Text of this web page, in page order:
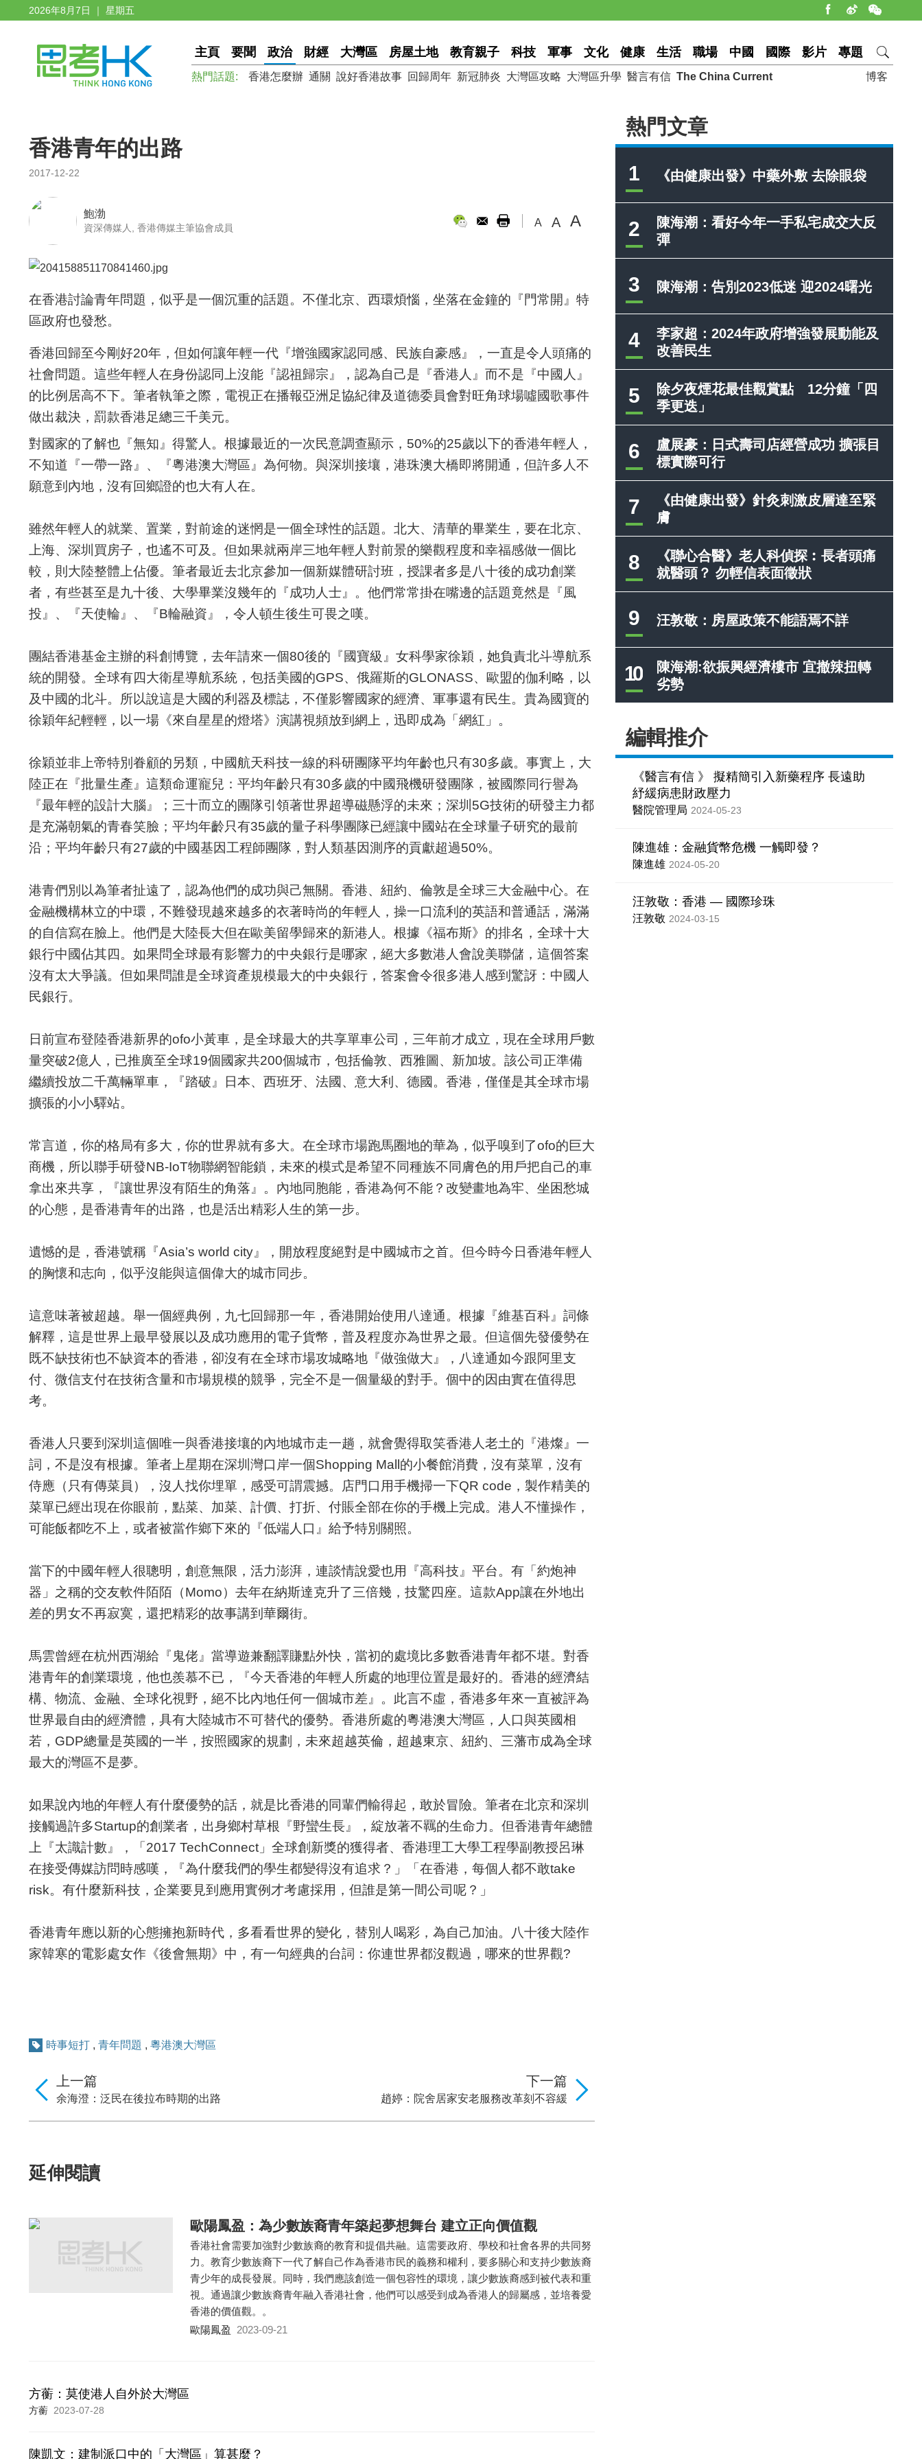
2026年8月7日 ｜ 星期五
主頁 要聞 政治 財經 大灣區 房屋土地 教育親子 科技 軍事 文化 健康 生活 職場 中國 國際 影片 專題
博客
熱門話題: 香港怎麼辦 通關 說好香港故事 回歸周年 新冠肺炎 大灣區攻略 大灣區升學 醫言有信 The China Current
熱門文章
1 《由健康出發》中藥外敷 去除眼袋
2
陳海潮：看好今年一手私宅成交大反
彈
3 陳海潮：告別2023低迷 迎2024曙光
4
李家超：2024年政府增強發展動能及
改善民生
5
除夕夜煙花最佳觀賞點 12分鐘「四
季更迭」
6
盧展豪：日式壽司店經營成功 擴張目
標實際可行
7
《由健康出發》針灸刺激皮層達至緊
膚
8
《聯心合醫》老人科偵探︰長者頭痛
就醫頭？ 勿輕信表面徵狀
9 汪敦敬：房屋政策不能語焉不詳
10
陳海潮:欲振興經濟樓市 宜撤辣扭轉
劣勢
編輯推介
《醫言有信 》 擬精簡引入新藥程序 長遠助
紓緩病患財政壓力
醫院管理局 2024-05-23
陳進雄：金融貨幣危機 一觸即發？
陳進雄 2024-05-20
汪敦敬：香港 — 國際珍珠
汪敦敬 2024-03-15
香港青年的出路
2017-12-22
鮑渤
資深傳媒人, 香港傳媒主筆協會成員 A A A
在香港討論青年問題，似乎是一個沉重的話題。不僅北京、西環煩惱，坐落在金鐘的『門常開』特
區政府也發愁。
香港回歸至今剛好20年，但如何讓年輕一代『增強國家認同感、民族自豪感』，一直是令人頭痛的
社會問題。這些年輕人在身份認同上沒能『認祖歸宗』，認為自己是『香港人』而不是『中國人』
的比例居高不下。筆者執筆之際，電視正在播報亞洲足協紀律及道德委員會對旺角球場噓國歌事件
做出裁決，罰款香港足總三千美元。
對國家的了解也『無知』得驚人。根據最近的一次民意調查顯示，50%的25歲以下的香港年輕人，
不知道『一帶一路』、『粵港澳大灣區』為何物。與深圳接壤，港珠澳大橋即將開通，但許多人不
願意到內地，沒有回鄉證的也大有人在。
雖然年輕人的就業、置業，對前途的迷惘是一個全球性的話題。北大、清華的畢業生，要在北京、
上海、深圳買房子，也遙不可及。但如果就兩岸三地年輕人對前景的樂觀程度和幸福感做一個比
較，則大陸整體上佔優。筆者最近去北京參加一個新媒體研討班，授課者多是八十後的成功創業
者，有些甚至是九十後、大學畢業沒幾年的『成功人士』。他們常常掛在嘴邊的話題竟然是『風
投』、『天使輪』、『B輪融資』，令人頓生後生可畏之嘆。
團結香港基金主辦的科創博覽，去年請來一個80後的『國寶級』女科學家徐穎，她負責北斗導航系
統的開發。全球有四大衛星導航系統，包括美國的GPS、俄羅斯的GLONASS、歐盟的伽利略，以
及中國的北斗。所以說這是大國的利器及標誌，不僅影響國家的經濟、軍事還有民生。貴為國寶的
徐穎年紀輕輕，以一場《來自星星的燈塔》演講視頻放到網上，迅即成為「網紅」。
徐穎並非上帝特別眷顧的另類，中國航天科技一線的科研團隊平均年齡也只有30多歲。事實上，大
陸正在『批量生產』這類命運寵兒：平均年齡只有30多歲的中國飛機研發團隊，被國際同行譽為
『最年輕的設計大腦』；三十而立的團隊引領著世界超導磁懸浮的未來；深圳5G技術的研發主力都
是充滿朝氣的青春笑臉；平均年齡只有35歲的量子科學團隊已經讓中國站在全球量子研究的最前
沿；平均年齡只有27歲的中國基因工程師團隊，對人類基因測序的貢獻超過50%。
港青們別以為筆者扯遠了，認為他們的成功與己無關。香港、紐約、倫敦是全球三大金融中心。在
金融機構林立的中環，不難發現越來越多的衣著時尚的年輕人，操一口流利的英語和普通話，滿滿
的自信寫在臉上。他們是大陸長大但在歐美留學歸來的新港人。根據《福布斯》的排名，全球十大
銀行中國佔其四。如果問全球最有影響力的中央銀行是哪家，絕大多數港人會說美聯儲，這個答案
沒有太大爭議。但如果問誰是全球資產規模最大的中央銀行，答案會令很多港人感到驚訝：中國人
民銀行。
日前宣布登陸香港新界的ofo小黃車，是全球最大的共享單車公司，三年前才成立，現在全球用戶數
量突破2億人，已推廣至全球19個國家共200個城市，包括倫敦、西雅圖、新加坡。該公司正準備
繼續投放二千萬輛單車，『踏破』日本、西班牙、法國、意大利、德國。香港，僅僅是其全球市場
擴張的小小驛站。
常言道，你的格局有多大，你的世界就有多大。在全球市場跑馬圈地的華為，似乎嗅到了ofo的巨大
商機，所以聯手研發NB-IoT物聯網智能鎖，未來的模式是希望不同種族不同膚色的用戶把自己的車
拿出來共享，『讓世界沒有陌生的角落』。內地同胞能，香港為何不能？改變畫地為牢、坐困愁城
的心態，是香港青年的出路，也是活出精彩人生的第一步。
遺憾的是，香港號稱『Asia’s world city』，開放程度絕對是中國城市之首。但今時今日香港年輕人
的胸懷和志向，似乎沒能與這個偉大的城市同步。
這意味著被超越。舉一個經典例，九七回歸那一年，香港開始使用八達通。根據『維基百科』詞條
解釋，這是世界上最早發展以及成功應用的電子貨幣，普及程度亦為世界之最。但這個先發優勢在
既不缺技術也不缺資本的香港，卻沒有在全球市場攻城略地『做強做大』，八達通如今跟阿里支
付、微信支付在技術含量和市場規模的競爭，完全不是一個量級的對手。個中的因由實在值得思
考。
香港人只要到深圳這個唯一與香港接壤的內地城市走一趟，就會覺得取笑香港人老土的『港燦』一
詞，不是沒有根據。筆者上星期在深圳灣口岸一個Shopping Mall的小餐館消費，沒有菜單，沒有
侍應（只有傳菜員），沒人找你埋單，感受可謂震撼。店門口用手機掃一下QR code，製作精美的
菜單已經出現在你眼前，點菜、加菜、計價、打折、付賬全部在你的手機上完成。港人不懂操作，
可能飯都吃不上，或者被當作鄉下來的『低端人口』給予特別關照。
當下的中國年輕人很聰明，創意無限，活力澎湃，連談情說愛也用『高科技』平台。有「約炮神
器」之稱的交友軟件陌陌（Momo）去年在納斯達克升了三倍幾，技驚四座。這款App讓在外地出
差的男女不再寂寞，還把精彩的故事講到華爾街。
馬雲曾經在杭州西湖給『鬼佬』當導遊兼翻譯賺點外快，當初的處境比多數香港青年都不堪。對香
港青年的創業環境，他也羨慕不已，『今天香港的年輕人所處的地理位置是最好的。香港的經濟結
構、物流、金融、全球化視野，絕不比內地任何一個城市差』。此言不虛，香港多年來一直被評為
世界最自由的經濟體，具有大陸城市不可替代的優勢。香港所處的粵港澳大灣區，人口與英國相
若，GDP總量是英國的一半，按照國家的規劃，未來超越英倫，超越東京、紐約、三藩市成為全球
最大的灣區不是夢。
如果說內地的年輕人有什麼優勢的話，就是比香港的同輩們輸得起，敢於冒險。筆者在北京和深圳
接觸過許多Startup的創業者，出身鄉村草根『野蠻生長』，綻放著不羈的生命力。但香港青年總體
上『太識計數』，「2017 TechConnect」全球創新獎的獲得者、香港理工大學工程學副教授呂琳
在接受傳媒訪問時感嘆，『為什麼我們的學生都變得沒有追求？」「在香港，每個人都不敢take
risk。有什麼新科技，企業要見到應用實例才考慮採用，但誰是第一間公司呢？」
香港青年應以新的心態擁抱新時代，多看看世界的變化，替別人喝彩，為自己加油。八十後大陸作
家韓寒的電影處女作《後會無期》中，有一句經典的台詞：你連世界都沒觀過，哪來的世界觀?
時事短打 , 青年問題 , 粵港澳大灣區
下一篇
趙婷：院舍居家安老服務改革刻不容緩
上一篇
余海澄：泛民在後拉布時期的出路
延伸閱讀
歐陽鳳盈：為少數族裔青年築起夢想舞台 建立正向價值觀
香港社會需要加強對少數族裔的教育和提倡共融。這需要政府、學校和社會各界的共同努
力。教育少數族裔下一代了解自己作為香港市民的義務和權利，要多關心和支持少數族裔
青少年的成長發展。同時，我們應該創造一個包容性的環境，讓少數族裔感到被代表和重
視。通過讓少數族裔青年融入香港社會，他們可以感受到成為香港人的歸屬感，並培養愛
香港的價值觀。。
歐陽鳳盈 2023-09-21
方蘅：莫使港人自外於大灣區
方蘅 2023-07-28
陳凱文：建制派口中的「大灣區」算甚麼？